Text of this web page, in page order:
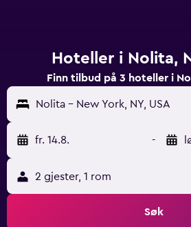
Hoteller i Nolita,
Finn tilbud på 3 hoteller i
Nolita - New York, NY, USA
fr. 14.8. -
2 gjester, 1 rom
Søk